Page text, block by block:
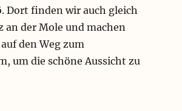
Dort finden wir auch gleich
an der Mole und machen
den Weg zum
um die schöne Aussicht zu